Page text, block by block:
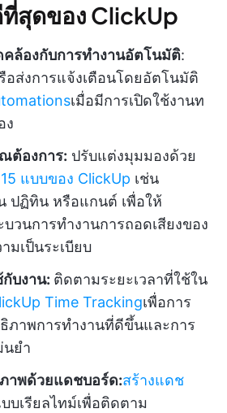
สุดของ ClickUp
คล้องกับการทำงานอัตโนมัติ:
อส่งการแจ้งเตือนโดยอัตโนมัติ
เมื่อมีการเปิดใช้งานท
ง
ต้องการ: ปรับแต่งมุมมองด้วย
แบบของ ClickUp เช่น
ปฏิทิน หรือแกนต์ เพื่อให้
วนการทำงานการถอดเสียงของ
เป็นระเบียบ
บงาน: ติดตามระยะเวลาที่ใช้ใน
Time Trackingเพื่อการ
ภาพการทำงานที่ดีขึ้นและการ
นยำ
าพด้วยแดชบอร์ด:สร้างแดช
บเรียลไทม์เพื่อติดตาม